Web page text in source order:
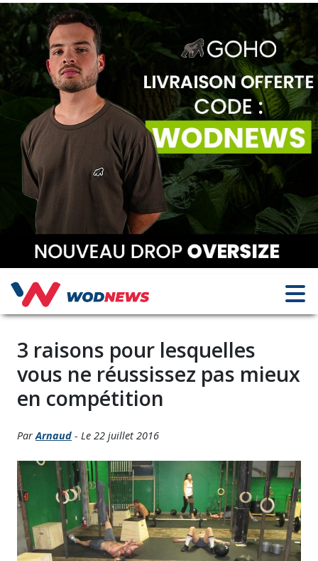
3 raisons pour lesquelles
vous ne réussissez pas mieux
en compétition
ParArnaud - Le 22 juillet 2016